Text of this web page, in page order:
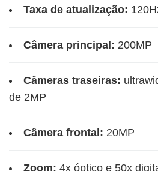
Taxa de atualização:
Câmera principal: 200MP
Câmeras traseiras:
de 2MP
Câmera frontal: 20MP
Zoom: 4x óptico e 50x